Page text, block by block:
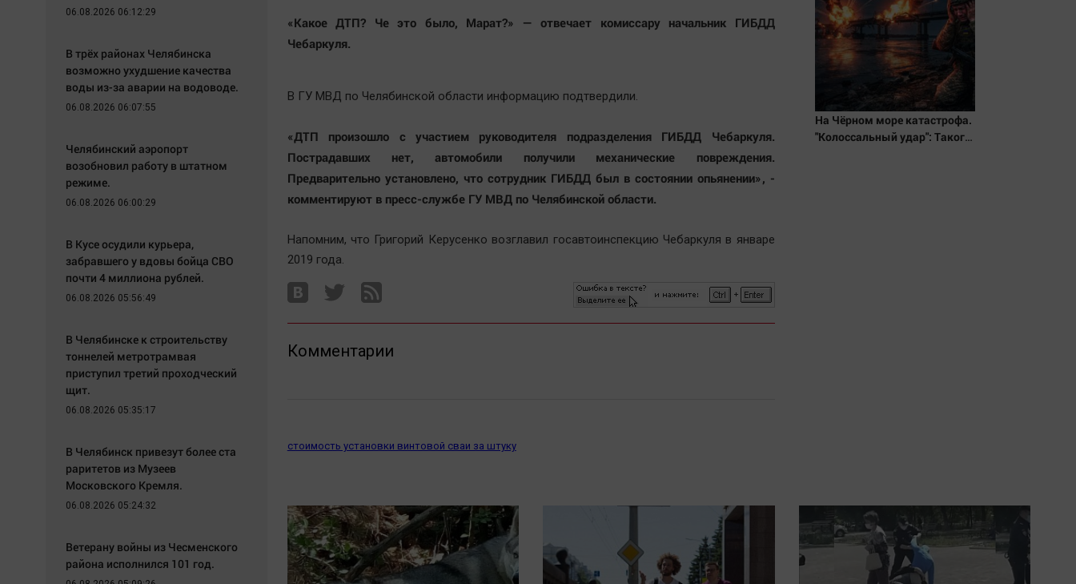
«Какое ДТП? Че это было, Марат?» — отвечает комиссару начальник ГИБДД
Чебаркуля.
В ГУ МВД по Челябинской области информацию подтвердили.
«ДТП произошло с участием руководителя подразделения ГИБДД Чебаркуля.
Пострадавших нет, автомобили получили механические повреждения.
Предварительно установлено, что сотрудник ГИБДД был в состоянии опьянении», -
комментируют в пресс-службе ГУ МВД по Челябинской области.
Напомним, что Григорий Керусенко возглавил госавтоинспекцию Чебаркуля в январе
2019 года.
Комментарии
стоимость установки винтовой сваи за штуку
На Чёрном море катастрофа.
"Колоссальный удар": Такого
06.08.2026 06:12:29
В трёх районах Челябинска
возможно ухудшение качества
воды из-за аварии на водоводе.
06.08.2026 06:07:55
Челябинский аэропорт
возобновил работу в штатном
режиме.
06.08.2026 06:00:29
В Кусе осудили курьера,
забравшего у вдовы бойца СВО
почти 4 миллиона рублей.
06.08.2026 05:56:49
В Челябинске к строительству
тоннелей метротрамвая
приступил третий проходческий
щит.
06.08.2026 05:35:17
В Челябинск привезут более ста
раритетов из Музеев
Московского Кремля.
06.08.2026 05:24:32
Ветерану войны из Чесменского
района исполнился 101 год.